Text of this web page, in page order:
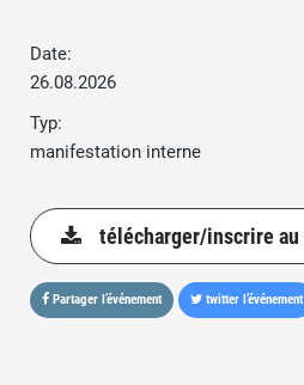
Date:
26.08.2026
Typ:
manifestation interne
télécharger/inscrire
Partager l’événement twitter l’événement